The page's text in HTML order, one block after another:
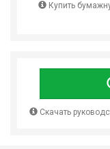
Купить
Скачать